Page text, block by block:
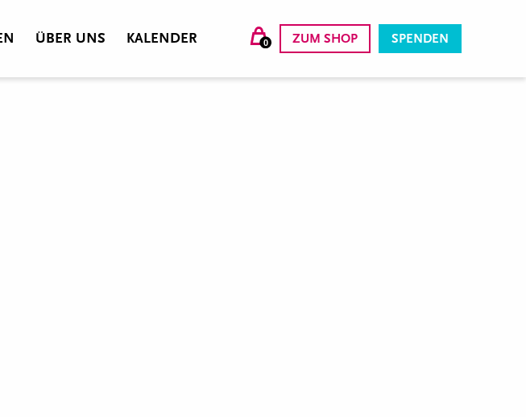
ÜBER UNS KALENDER 0 ZUM SHOP SPENDEN